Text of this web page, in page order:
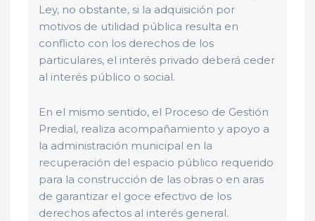
Ley, no obstante, si la adquisición por
motivos de utilidad pública resulta en
conflicto con los derechos de los
particulares, el interés privado deberá ceder
al interés público o social.
En el mismo sentido, el Proceso de Gestión
Predial, realiza acompañamiento y apoyo a
la administración municipal en la
recuperación del espacio público requerido
para la construcción de las obras o en aras
de garantizar el goce efectivo de los
derechos afectos al interés general.